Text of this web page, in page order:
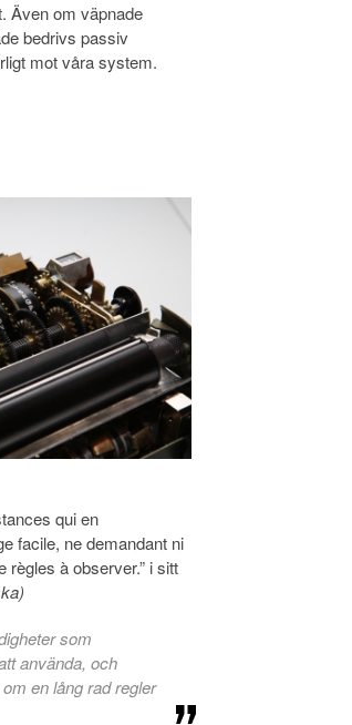
Även om väpnade
bedrivs passiv
mot våra system.
qui en
facile, ne demandant ni
règles à observer.” i sitt
som
använda, och
en lång rad regler